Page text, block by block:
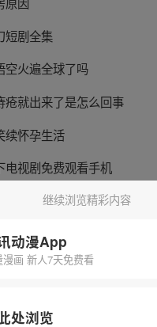
短剧全集
空火遍全球了吗
疮就出来了是怎么回事
续怀孕生活
电视剧免费观看手机
继续浏览精彩内容
动漫App
漫画 新人7天免费看
处浏览
网站备案/许可证号：粤B2-